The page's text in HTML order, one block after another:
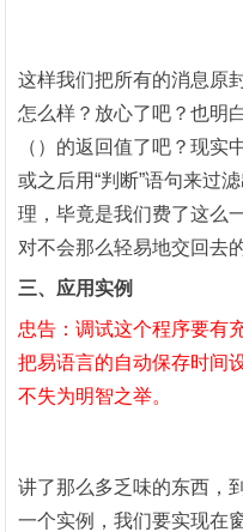
这样我们把所有的消息原
怎么样？放心了吧？也明
（）的返回值了吧？现实
或之后用“判断”语句来过
理，毕竟是我们费了这么
对不会那么轻易地交回去
三、应用实例
忠告：调试这个程序要有
把易语言的自动保存时间
不失为明智之举。
讲了那么多乏味的东西，
一个实例，我们要实现在